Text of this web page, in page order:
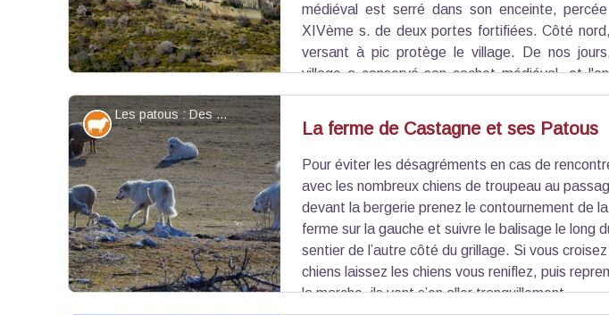
Voir l'image en plein écran
médiéval est serré dans son enceinte,
XIVème s. de deux portes fortifiées. Côté
versant à pic protège le village. De nos
village a conservé son cachet médiéval, et
croirait revenu quelques siècles en arrière. Le temps s'est comme arrêté à
depuis qu'un décret ministériel l'a classé monument historique en 1967.
Les patous : Des chiens de protection des troupeaux - Stefano Blanc - PNR Verdon
Elevage et pastoralisme La ferme de Castagne et ses Patous
Pour éviter les désagréments en cas de
avec les nombreux chiens de troupeau au
devant la bergerie prenez le contournement de la
ferme sur la gauche et suivre le balisage le long
sentier de l’autre côté du grillage. Si vous croisez
chiens laissez les chiens vous reniflez, puis
la marche, ils vont s’en aller tranquillement